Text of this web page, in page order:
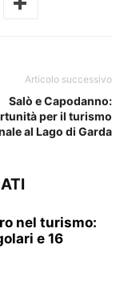
Articolo successivo
Salò e Capodanno:
per il turismo
al Lago di Garda
nel turismo:
e 16